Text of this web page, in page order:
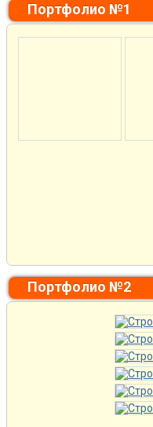
Портфолио №1
Портфолио №2